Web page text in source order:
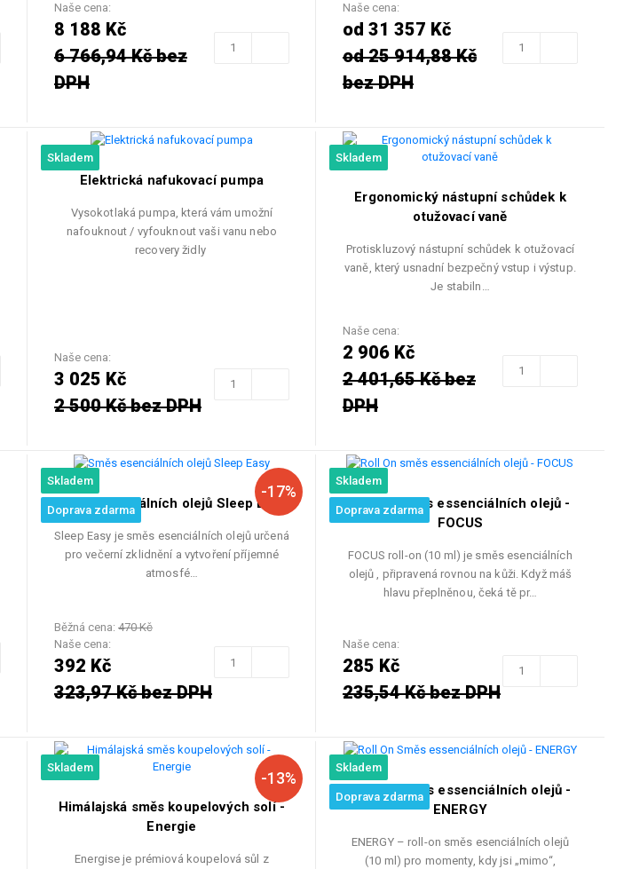
Naše cena:
8 188 Kč
6 766,94 Kč bez
DPH
Naše cena:
od 31 357 Kč
od 25 914,88 Kč
bez DPH
Skladem
Elektrická nafukovací pumpa
Vysokotlaká pumpa, která vám umožní
nafouknout / vyfouknout vaši vanu nebo
recovery židly
Naše cena:
3 025 Kč
2 500 Kč bez DPH
Skladem
Ergonomický nástupní schůdek k
otužovací vaně
Protiskluzový nástupní schůdek k otužovací
vaně, který usnadní bezpečný vstup i výstup.
Je stabiln…
Naše cena:
2 906 Kč
2 401,65 Kč bez
DPH
Skladem
Doprava zdarma
-17%
Směs esenciálních olejů Sleep Easy
Sleep Easy je směs esenciálních olejů určená
pro večerní zklidnění a vytvoření příjemné
atmosfé…
Běžná cena: 470 Kč
Naše cena:
392 Kč
323,97 Kč bez DPH
Skladem
Doprava zdarma
Roll On směs essenciálních olejů -
FOCUS
FOCUS roll-on (10 ml) je směs esenciálních
olejů , připravená rovnou na kůži. Když máš
hlavu přeplněnou, čeká tě pr…
Naše cena:
285 Kč
235,54 Kč bez DPH
Skladem
-13%
Himálajská směs koupelových solí -
Energie
Energise je prémiová koupelová sůl z
Skladem
Doprava zdarma
Roll On Směs essenciálních olejů -
ENERGY
ENERGY – roll-on směs esenciálních olejů
(10 ml) pro momenty, kdy jsi „mimo“,